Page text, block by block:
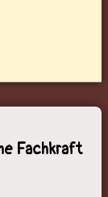
Fachkraft